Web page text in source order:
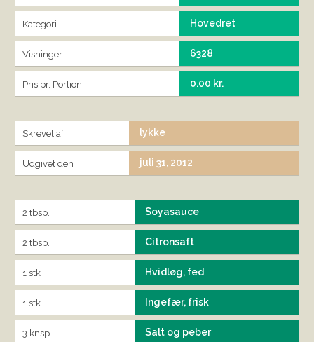
Kategori Hovedret
Visninger 6328
Pris pr. Portion 0.00 kr.
Skrevet af lykke
Udgivet den juli 31, 2012
2 tbsp. Soyasauce
2 tbsp. Citronsaft
1 stk Hvidløg, fed
1 stk Ingefær, frisk
3 knsp. Salt og peber